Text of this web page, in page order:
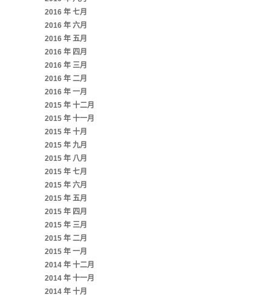
2016 年 七月
2016 年 六月
2016 年 五月
2016 年 四月
2016 年 三月
2016 年 二月
2016 年 一月
2015 年 十二月
2015 年 十一月
2015 年 十月
2015 年 九月
2015 年 八月
2015 年 七月
2015 年 六月
2015 年 五月
2015 年 四月
2015 年 三月
2015 年 二月
2015 年 一月
2014 年 十二月
2014 年 十一月
2014 年 十月